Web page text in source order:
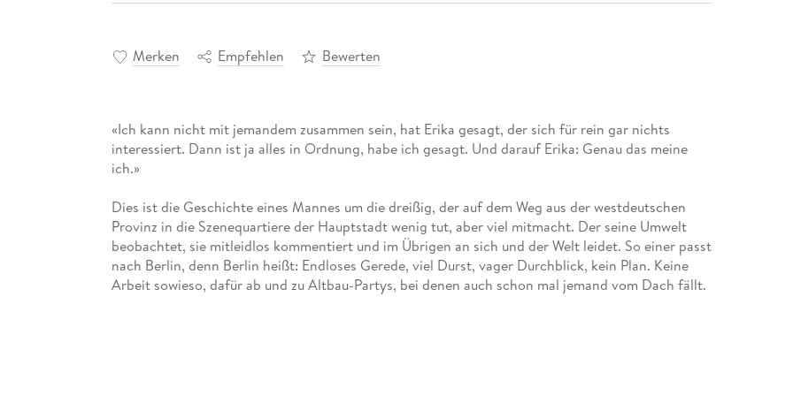
Merken Empfehlen Bewerten
«Ich kann nicht mit jemandem zusammen sein, hat Erika gesagt, der sich für rein gar nichts
interessiert. Dann ist ja alles in Ordnung, habe ich gesagt. Und darauf Erika: Genau das meine
ich.»
Dies ist die Geschichte eines Mannes um die dreißig, der auf dem Weg aus der westdeutschen
Provinz in die Szenequartiere der Hauptstadt wenig tut, aber viel mitmacht. Der seine Umwelt
beobachtet, sie mitleidlos kommentiert und im Übrigen an sich und der Welt leidet. So einer passt
nach Berlin, denn Berlin heißt: Endloses Gerede, viel Durst, vager Durchblick, kein Plan. Keine
Arbeit sowieso, dafür ab und zu Altbau-Partys, bei denen auch schon mal jemand vom Dach fällt.